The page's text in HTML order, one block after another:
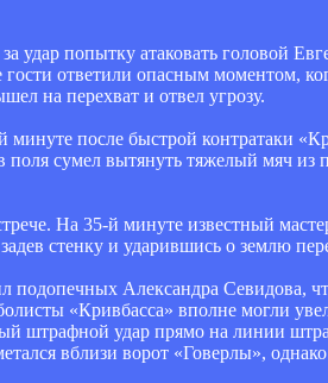
удар попытку атаковать головой
ответили опасным моментом,
на перехват и отвел угрозу.
после быстрой контратаки
поля сумел вытянуть тяжелый мяч
На 35-й минуте известный
стенку и ударившись о землю
подопечных Александра Севидова,
«Кривбасса» вполне могли
штрафной удар прямо на линии
вблизи ворот «Говерлы»,